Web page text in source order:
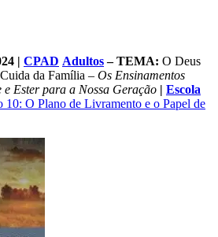
| CPAD Adultos–TEMA: O Deus
da Família – Os Ensinamentos
Ester para a Nossa Geração | Escola
10: O Plano de Livramento e o Papel de